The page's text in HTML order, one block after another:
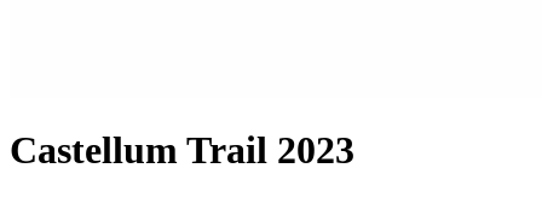
Castellum Trail 2023